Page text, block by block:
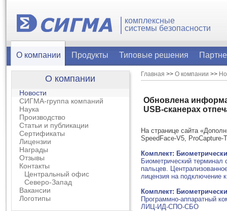
комплексные
системы безопасности
О компании Продукты Типовые решения
О компании
Новости
СИГМА-группа компаний
Наука
Производство
Статьи и публикации
Сертификаты
Лицензии
Награды
Отзывы
Контакты
Центральный офис
Северо-Запад
Вакансии
Логотипы
Главная >> О компании >>
Обновлена
USB-сканерах
На странице сайта
SpeedFace-V5, ProCapture-
Комплект:
Биометрический терминал
пальцев.
лицензия на
Комплект:
Программно-аппаратный
ЛИЦ-ИД-СПО-СБО